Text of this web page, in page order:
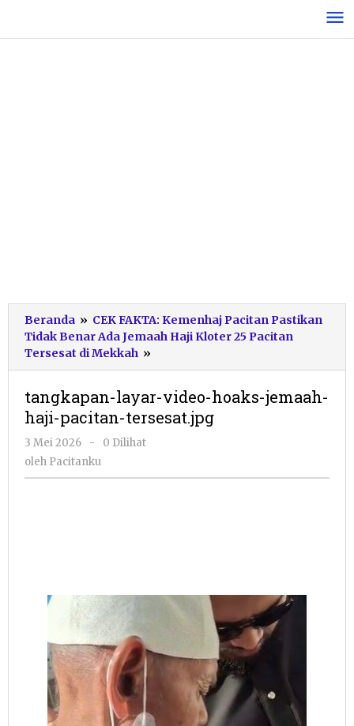
konten
Beranda » CEK FAKTA: Kemenhaj Pacitan Pastikan
Tidak Benar Ada Jemaah Haji Kloter 25 Pacitan
Tersesat di Mekkah »
layar-
hoaks-
jemaah-
tangkapan-layar-video-hoaks-jemaah-
haji-pacitan-tersesat.jpg
3 Mei 2026
oleh
Pacitanku
-
0 Dilihat
oleh Pacitanku